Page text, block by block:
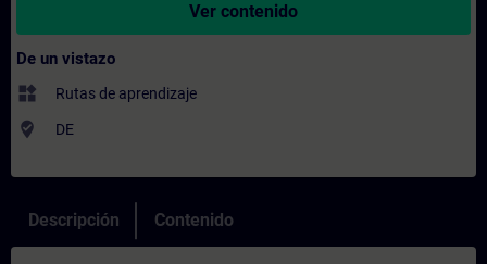
Ver contenido
De un vistazo
widgets Rutas de aprendizaje
where_to_vote DE
Descripción Contenido